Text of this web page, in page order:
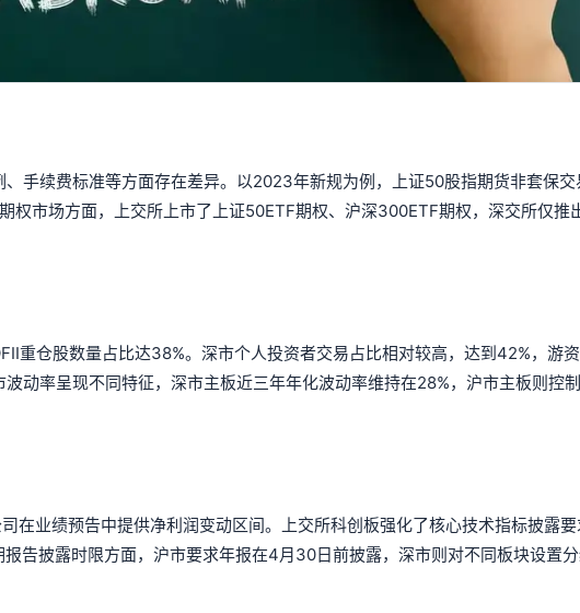
手续费标准等方面存在差异。以2023年新规为例，上证50股指期货非套保交
权市场方面，上交所上市了上证50ETF期权、沪深300ETF期权，深交所仅推
重仓股数量占比达38%。深市个人投资者交易占比相对较高，达到42%，游
动率呈现不同特征，深市主板近三年年化波动率维持在28%，沪市主板则控
在业绩预告中提供净利润变动区间。上交所科创板强化了核心技术指标披露
告披露时限方面，沪市要求年报在4月30日前披露，深市则对不同板块设置